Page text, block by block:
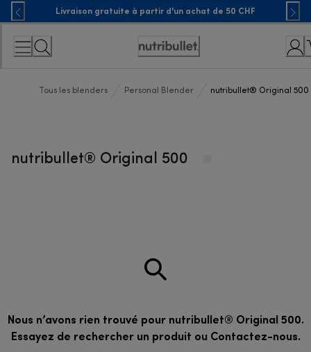
Skip
to
Content
Livraison gratuite à partir d'un achat de 50 CHF
Déclaration
Tous les blenders Personal Blender nutribullet® Original 500
nutribullet® Original 500
Nous n’avons rien trouvé pour nutribullet® Original 500.
Essayez de rechercher un produit ou Contactez-nous.